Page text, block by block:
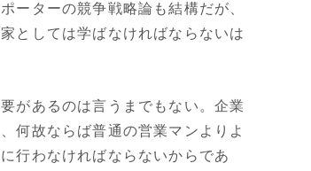
ーターの競争戦略論も結構だが、
としては学ばなければならないは
があるのは言うまでもない。企業
何故ならば普通の営業マンよりよ
行わなければならないからであ